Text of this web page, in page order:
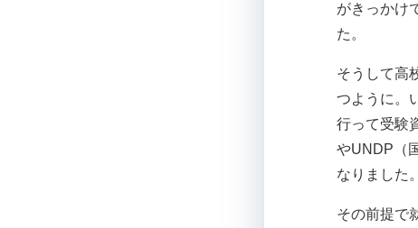
がきっかけ
た。
そうして高
つように。
行って受験
やUNDP（
なりました。
その前提で